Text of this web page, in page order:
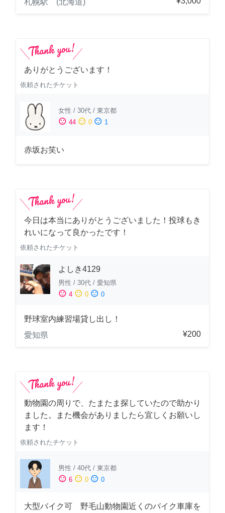
ありがとうございます！
依頼されたチケット
女性 / 30代 / 東京都
sentiment_satisfied 44 sentiment_neutral 0 sentiment_dissatisfied 1
赤坂お笑い
今日は本当にありがとうございました！投球もき
れいになって良かったです！
依頼されたチケット
よしき4129
男性 / 30代 / 愛知県
sentiment_satisfied 4 sentiment_neutral 0 sentiment_dissatisfied 0
野球室内練習場貸し出し！
愛知県
¥200
動物園の周りで、たまたま探していたので助かり
ました。また機会がありましたら宜しくお願いし
ます！
依頼されたチケット
男性 / 40代 / 東京都
sentiment_satisfied 6 sentiment_neutral 0 sentiment_dissatisfied 0
大型バイク可 野毛山動物園近くのバイク車庫を